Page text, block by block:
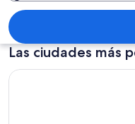
Las ciudades más